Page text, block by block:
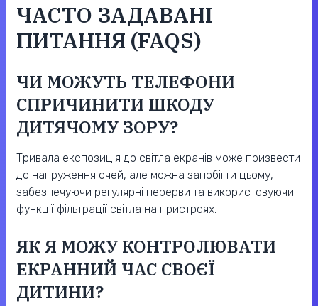
ЧАСТО ЗАДАВАНІ
ПИТАННЯ (FAQS)
ЧИ МОЖУТЬ ТЕЛЕФОНИ
СПРИЧИНИТИ ШКОДУ
ДИТЯЧОМУ ЗОРУ?
Тривала експозиція до світла екранів може призвести
до напруження очей, але можна запобігти цьому,
забезпечуючи регулярні перерви та використовуючи
функції фільтрації світла на пристроях.
ЯК Я МОЖУ КОНТРОЛЮВАТИ
ЕКРАННИЙ ЧАС СВОЄЇ
ДИТИНИ?